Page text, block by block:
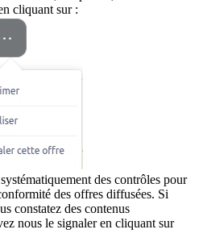
cliquant sur :
des contrôles pour
des offres diffusées. Si
constatez des contenus
nous le signaler en cliquant sur